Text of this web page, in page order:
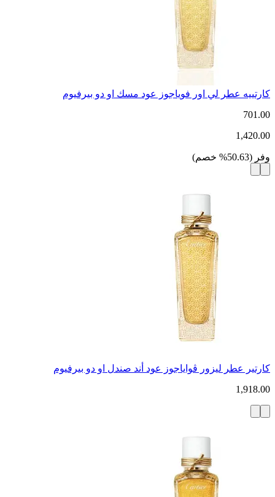
كارتييه عطر لي اور فوياجوز عود مسك او دو بيرفيوم
701.00
1,420.00
وفر (
50.63
% خصم)
كارتير عطر ليزور ڤواياجوز عود أند صندل او دو بيرفيوم
1,918.00